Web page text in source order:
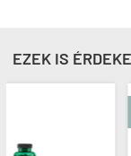
EZEK IS